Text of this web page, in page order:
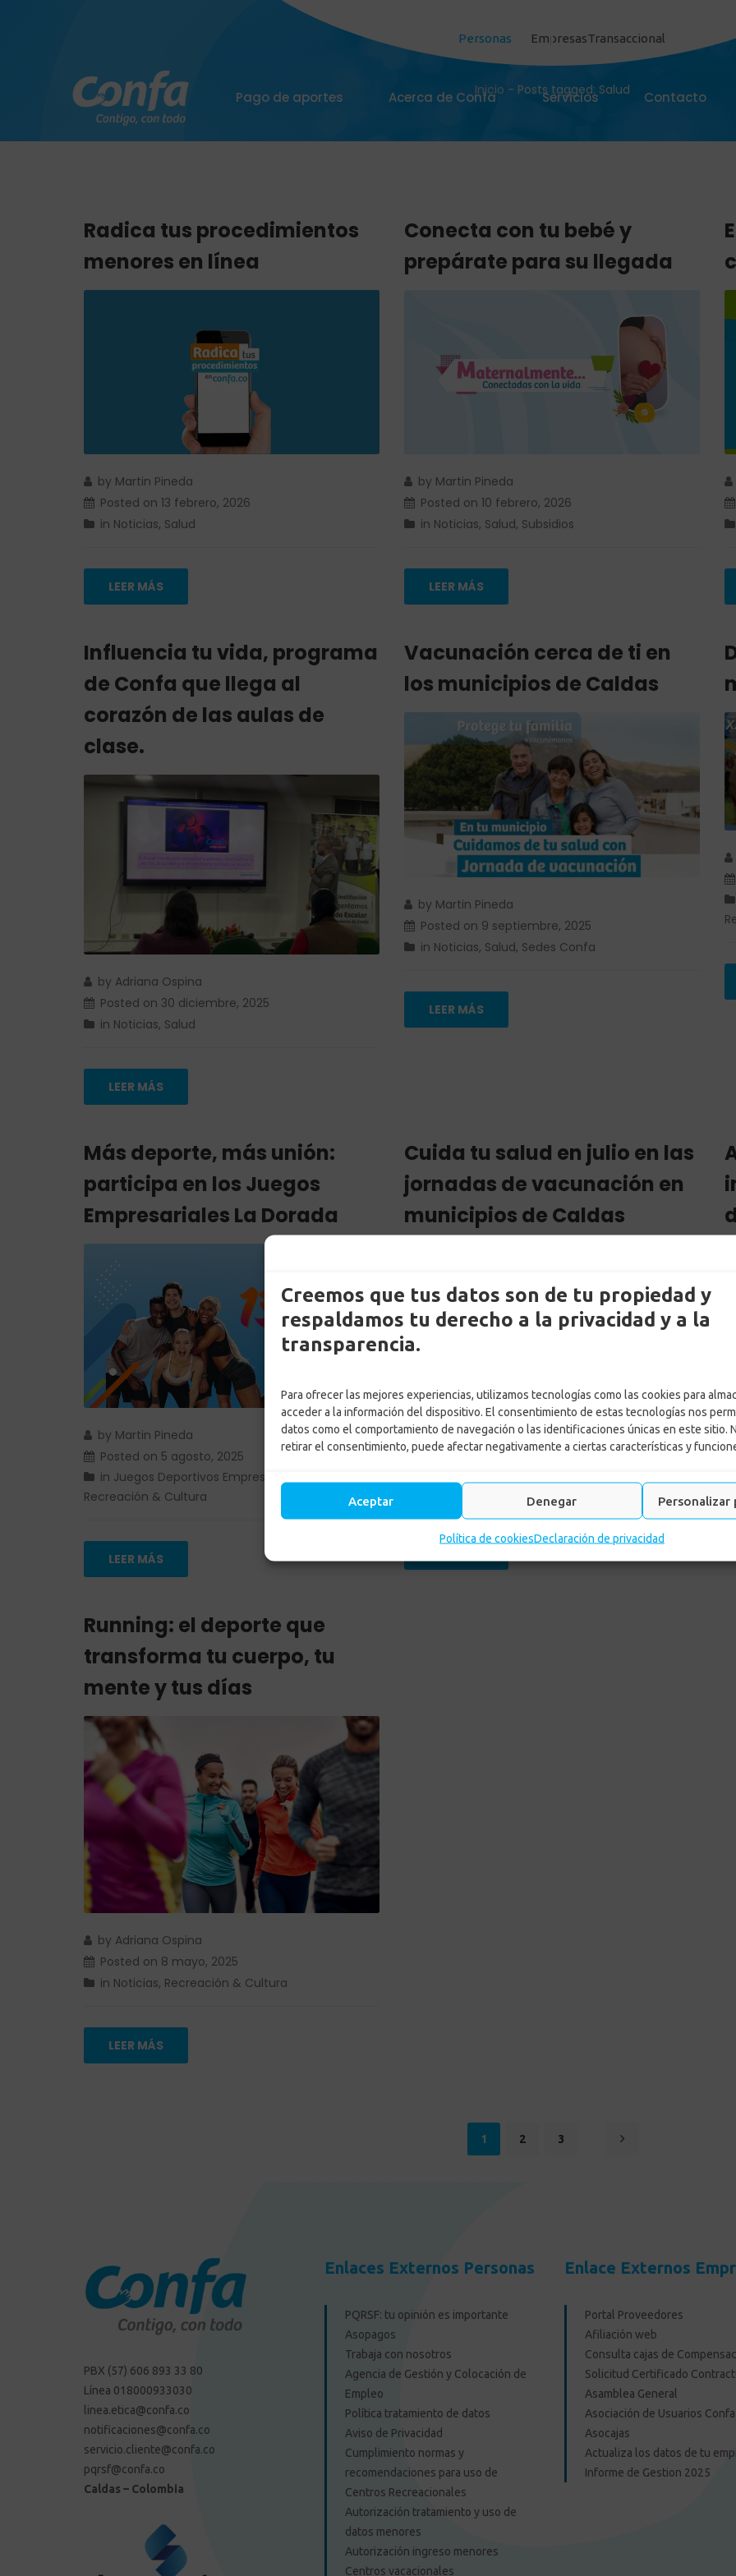
Creemos que tus datos son de tu propiedad y
respaldamos tu derecho a la privacidad y a la
transparencia.
Para ofrecer las mejores experiencias, utilizamos tecnologías como las cookies para
acceder a la información del dispositivo. El consentimiento de estas tecnologías nos
datos como el comportamiento de navegación o las identificaciones únicas en este sitio.
retirar el consentimiento, puede afectar negativamente a ciertas características y
Aceptar Denegar Personalizar
Política de cookiesDeclaración de privacidad
Personas EmpresasTransaccional
Pago de aportes Acerca de Confa Servicios Contacto
Salud
Inicio - Posts tagged: Salud
Radica tus procedimientos
menores en línea
by Martin Pineda
Posted on 13 febrero, 2026
in Noticias, Salud
LEER MÁS
Conecta con tu bebé y
prepárate para su llegada
by Martin Pineda
Posted on 10 febrero, 2026
in Noticias, Salud, Subsidios
LEER MÁS
Influencia tu vida, programa
de Confa que llega al
corazón de las aulas de
clase.
by Adriana Ospina
Posted on 30 diciembre, 2025
in Noticias, Salud
LEER MÁS
Vacunación cerca de ti en
los municipios de Caldas
by Martin Pineda
Posted on 9 septiembre, 2025
in Noticias, Salud, Sedes Confa
LEER MÁS
Más deporte, más unión:
participa en los Juegos
Empresariales La Dorada
by Martin Pineda
Posted on 5 agosto, 2025
in Juegos Deportivos Empresariales
Recreación & Cultura
LEER MÁS
Cuida tu salud en julio en las
jornadas de vacunación en
municipios de Caldas
Posted on1 julio, 2025 inNoticias,Salud
Running: el deporte que
transforma tu cuerpo, tu
mente y tus días
by Adriana Ospina
Posted on 8 mayo, 2025
in Noticias, Recreación & Cultura
LEER MÁS
1 2 3
PBX (57) 606 893 33 80
Línea 018000933030
linea.etica@confa.co
notificaciones@confa.co
servicio.cliente@confa.co
pqrsf@confa.co
Caldas – Colombia
Enlaces Externos Personas
PQRSF: tu opinión es importante
Asopagos
Trabaja con nosotros
Agencia de Gestión y Colocación de
Empleo
Política tratamiento de datos
Aviso de Privacidad
Cumplimiento normas y
recomendaciones para uso de
Centros Recreacionales
Autorización tratamiento y uso de
datos menores
Autorización ingreso menores
Centros vacacionales
Enlace Externos
Portal Proveedores
Afiliación web
Consulta cajas de
Solicitud Certificado
Asamblea General
Asociación de Usuarios Confa
Asocajas
Actualiza los datos de tu
Informe de Gestion 2025